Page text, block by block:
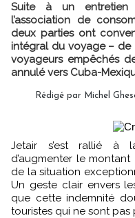
Suite à un
l’association de
deux parties ont
intégral du voyage –
voyageurs empêchés
annulé vers Cuba-
Rédigé par Michel
Jetair s’est rallié à la proposition de Test-Achats
d’augmenter le
de la situation
Un geste clair envers
que cette indemnité
touristes qui ne sont pas